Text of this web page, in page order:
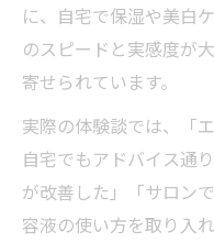
に、自宅で保湿や美白
のスピードと実感度が
寄せられています。
実際の体験談では、「
自宅でもアドバイス通
が改善した」「サロン
容液の使い方を取り入